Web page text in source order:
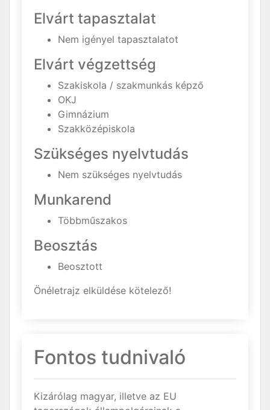
Elvárt tapasztalat
Nem igényel tapasztalatot
Elvárt végzettség
Szakiskola / szakmunkás képző
OKJ
Gimnázium
Szakközépiskola
Szükséges nyelvtudás
Nem szükséges nyelvtudás
Munkarend
Többműszakos
Beosztás
Beosztott
Önéletrajz elküldése kötelező!
Fontos tudnivaló
Kizárólag magyar, illetve az EU